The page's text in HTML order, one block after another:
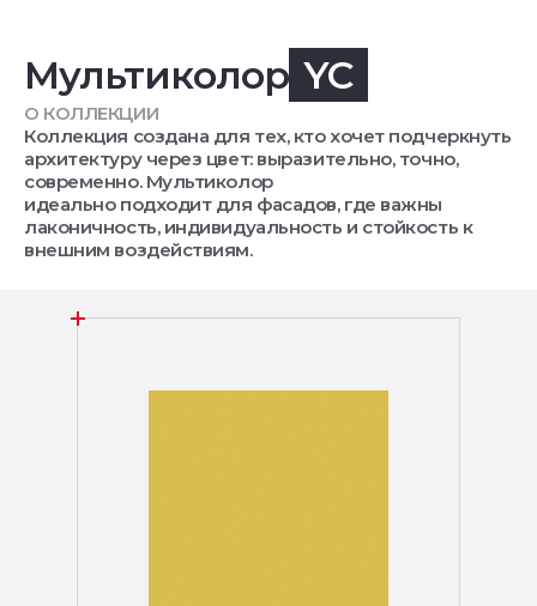
Мультиколор YC
О КОЛЛЕКЦИИ
Коллекция создана для тех, кто хочет подчеркнуть
архитектуру через цвет: выразительно, точно,
современно. Мультиколор
идеально подходит для фасадов, где важны
лаконичность, индивидуальность и стойкость к
внешним воздействиям.